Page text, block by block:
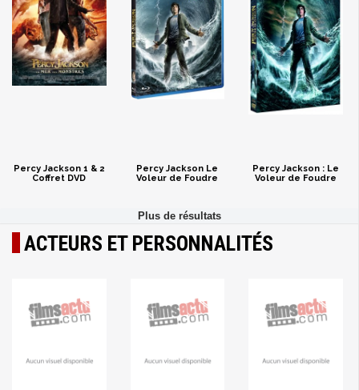
Percy Jackson 1 & 2
Coffret DVD
Percy Jackson Le
Voleur de Foudre
Percy Jackson : Le
Voleur de Foudre
ACTEURS ET PERSONNALITÉS